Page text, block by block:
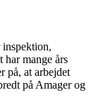
har mange års
på, at arbejdet
på Amager og